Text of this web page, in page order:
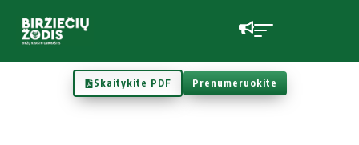
Skaitykite PDF Prenumeruokite